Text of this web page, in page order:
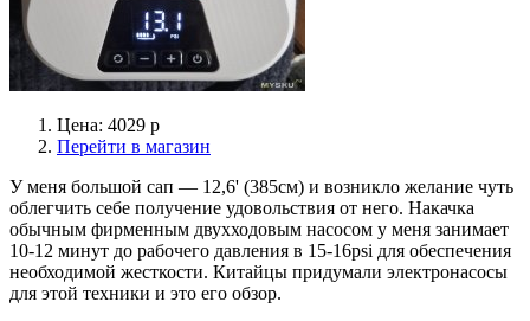
Цена: 4029 р
Перейти в магазин
У меня большой сап — 12,6' (385см) и возникло желание чуть
облегчить себе получение удовольствия от него. Накачка
обычным фирменным двухходовым насосом у меня занимает
10-12 минут до рабочего давления в 15-16psi для обеспечения
необходимой жесткости. Китайцы придумали электронасосы
для этой техники и это его обзор.